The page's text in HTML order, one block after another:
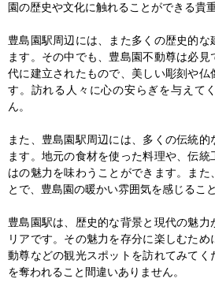
園の歴史や文化に触れることができる貴
豊島園駅周辺には、また多くの歴史的
ます。その中でも、豊島園不動尊は必
代に建立されたもので、美しい彫刻や仏
す。訪れる人々に心の安らぎを与えて
ん。
また、豊島園駅周辺には、多くの伝統的
ます。地元の食材を使った料理や、伝
はの魅力を味わうことができます。また
とで、豊島園の暖かい雰囲気を感じるこ
豊島園駅は、歴史的な背景と現代の魅
リアです。その魅力を存分に楽しむた
動尊などの観光スポットを訪れてみて
を奪われること間違いありません。